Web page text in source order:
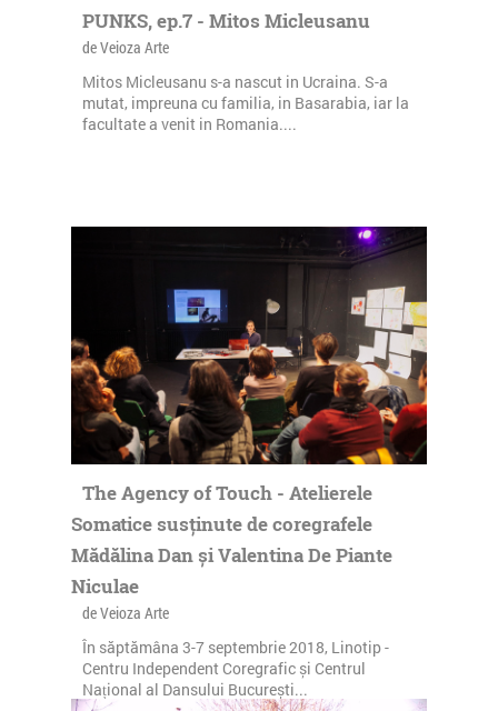
PUNKS, ep.7 - Mitos Micleusanu
de Veioza Arte
Mitos Micleusanu s-a nascut in Ucraina. S-a
mutat, impreuna cu familia, in Basarabia, iar la
facultate a venit in Romania....
The Agency of Touch - Atelierele
Somatice susținute de coregrafele
Mădălina Dan și Valentina De Piante
Niculae
de Veioza Arte
În săptămâna 3-7 septembrie 2018, Linotip -
Centru Independent Coregrafic și Centrul
Național al Dansului București...